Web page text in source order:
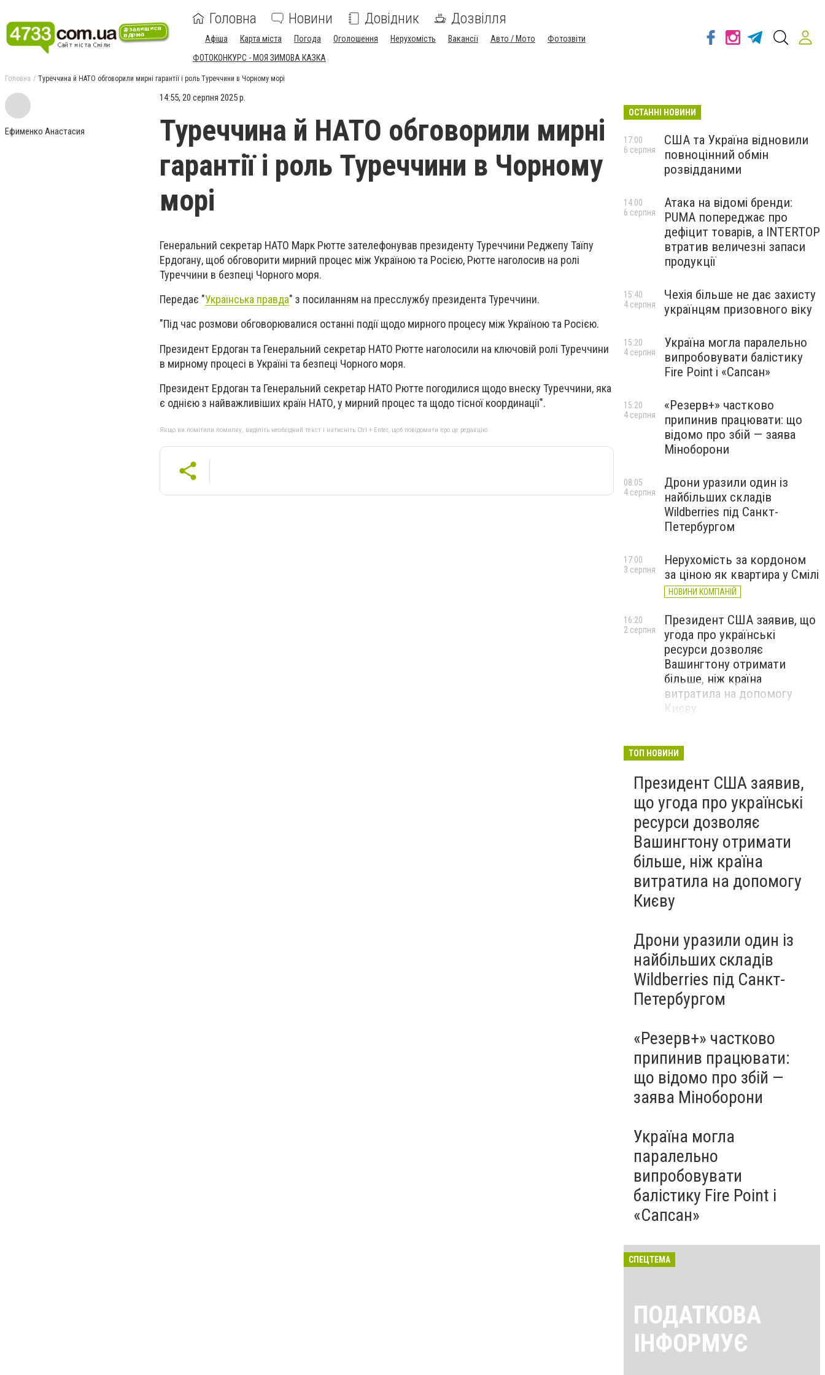
Головна Новини Довідник Дозвілля
Афіша Карта міста Погода Оголошення Нерухомість Вакансії Авто / Мото
Фотозвіти
ФОТОКОНКУРС - МОЯ ЗИМОВА КАЗКА
Головна Туреччина й НАТО обговорили мирні гарантії і роль Туреччини в Чорному морі
Ефименко Анастасия
14:55, 20 серпня 2025 р.
Туреччина й НАТО обговорили мирні
гарантії і роль Туреччини в Чорному
морі
Генеральний секретар НАТО Марк Рютте зателефонував президенту Туреччини Реджепу Таїпу
Ердогану, щоб обговорити мирний процес між Україною та Росією, Рютте наголосив на ролі
Туреччини в безпеці Чорного моря.
Передає "Українська правда" з посиланням на пресслужбу президента Туреччини.
"Під час розмови обговорювалися останні події щодо мирного процесу між Україною та Росією.
Президент Ердоган та Генеральний секретар НАТО Рютте наголосили на ключовій ролі Туреччини
в мирному процесі в Україні та безпеці Чорного моря.
Президент Ердоган та Генеральний секретар НАТО Рютте погодилися щодо внеску Туреччини, яка
є однією з найважливіших країн НАТО, у мирний процес та щодо тісної координації".
Якщо ви помітили помилку, виділіть необхідний текст і натисніть Ctrl + Enter, щоб повідомити про це редакцію
ОСТАННІ НОВИНИ
США та Україна відновили
повноцінний обмін
розвідданими
17:00
6 серпня
Атака на відомі бренди:
PUMA попереджає про
дефіцит товарів, а INTERTOP
втратив величезні запаси
продукції
14:00
6 серпня
Чехія більше не дає захисту
українцям призовного віку
15:40
4 серпня
Україна могла паралельно
випробовувати балістику
Fire Point і «Сапсан»
15:20
4 серпня
«Резерв+» частково
припинив працювати: що
відомо про збій — заява
Міноборони
15:20
4 серпня
Дрони уразили один із
найбільших складів
Wildberries під Санкт-
Петербургом
08:05
4 серпня
Нерухомість за кордоном
за ціною як квартира у Смілі
НОВИНИ КОМПАНІЙ
17:00
3 серпня
Президент США заявив, що
угода про українські
ресурси дозволяє
Вашингтону отримати
більше, ніж країна
витратила на допомогу
Києву
16:20
2 серпня
ТОП НОВИНИ
Президент США заявив,
що угода про українські
ресурси дозволяє
Вашингтону отримати
більше, ніж країна
витратила на допомогу
Києву
Дрони уразили один із
найбільших складів
Wildberries під Санкт-
Петербургом
«Резерв+» частково
припинив працювати:
що відомо про збій —
заява Міноборони
Україна могла
паралельно
випробовувати
балістику Fire Point і
«Сапсан»
СПЕЦТЕМА
ПОДАТКОВА
ІНФОРМУЄ